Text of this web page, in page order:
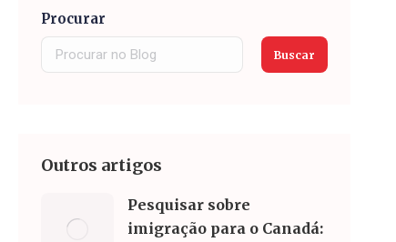
Procurar
Buscar
Outros artigos
Pesquisar sobre
imigração para o Canadá: